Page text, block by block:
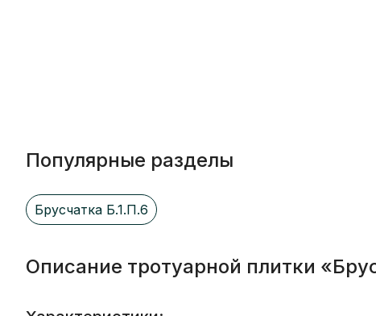
Популярные разделы
Брусчатка Б.1.П.6
Описание тротуарной плитки